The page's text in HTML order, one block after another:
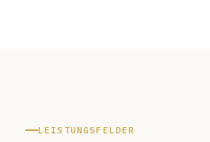
LEISTUNGSFELDER